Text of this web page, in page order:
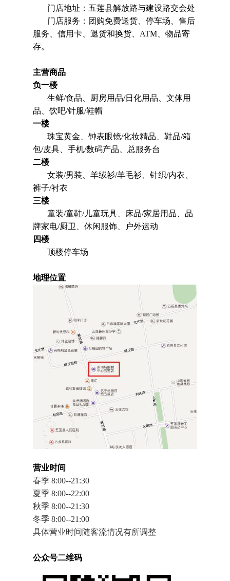
门店地址：五莲县解放路与建设路交会处
门店服务：团购免费送货、停车场、售后
服务、信用卡、退货和换货、ATM、物品寄
存。
主营商品
负一楼
生鲜/食品、厨房用品/日化用品、文体用
品、饮吧/针服/鞋帽
一楼
珠宝黄金、钟表眼镜/化妆精品、鞋品/箱
包/皮具、手机/数码产品、总服务台
二楼
女装/男装、羊绒衫/羊毛衫、针织/内衣、
裤子/衬衣
三楼
童装/童鞋/儿童玩具、床品/家居用品、品
牌家电/厨卫、休闲服饰、户外运动
四楼
顶楼停车场
地理位置
营业时间
春季 8:00--21:30
夏季 8:00--22:00
秋季 8:00--21:30
冬季 8:00--21:00
具体营业时间随客流情况有所调整
公众号二维码